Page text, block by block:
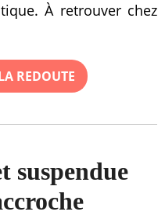
À retrouver chez
REDOUTE
suspendue